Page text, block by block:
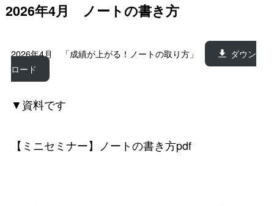
2026年4月 ノートの書き方
2026年4月 「成績が上がる！ノートの取り方」
ダウン
ロード
▼資料です
【ミニセミナー】ノートの書き方pdf